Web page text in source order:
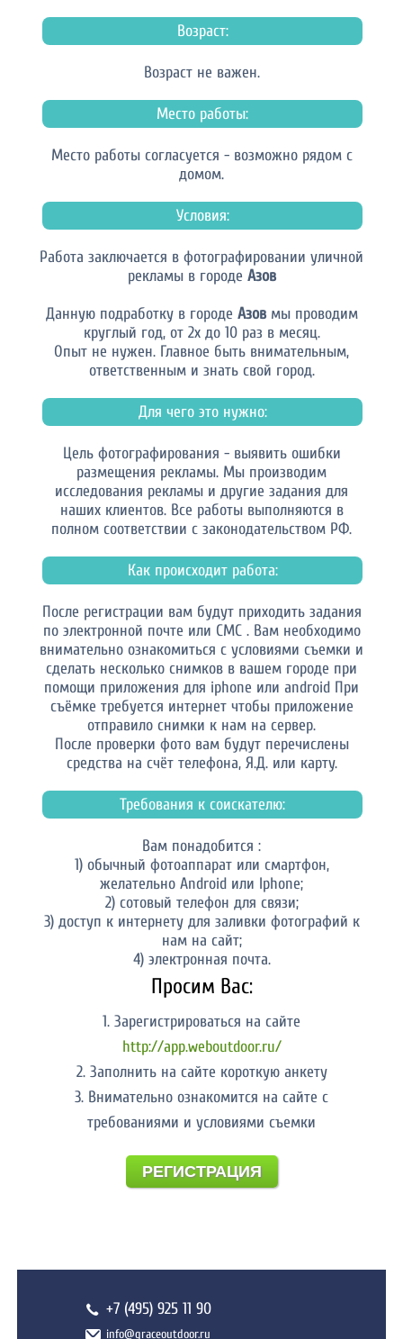
Возраст:
Возраст не важен.
Место работы:
Место работы согласуется - возможно рядом с
домом.
Условия:
Работа заключается в фотографировании уличной
рекламы в городе Азов
Данную подработку в городе Азовмы проводим
круглый год, от 2х до 10 раз в месяц.
Опыт не нужен. Главное быть внимательным,
ответственным и знать свой город.
Для чего это нужно:
Цель фотографирования - выявить ошибки
размещения рекламы. Мы производим
исследования рекламы и другие задания для
наших клиентов. Все работы выполняются в
полном соответствии с законодательством РФ.
Как происходит работа:
После регистрации вам будут приходить задания
по электронной почте или СМС . Вам необходимо
внимательно ознакомиться с условиями съемки и
сделать несколько снимков в вашем городе при
помощи приложения для iphone или android При
съёмке требуется интернет чтобы приложение
отправило снимки к нам на сервер.
После проверки фото вам будут перечислены
средства на счёт телефона, Я.Д. или карту.
Требования к соискателю:
Вам понадобится :
1) обычный фотоаппарат или смартфон,
желательно Android или Iphone;
2) сотовый телефон для связи;
3) доступ к интернету для заливки фотографий к
нам на сайт;
4) электронная почта.
Просим Вас:
1. Зарегистрироваться на сайте
http://app.weboutdoor.ru/
2. Заполнить на сайте короткую анкету
3. Внимательно ознакомится на сайте с
требованиями и условиями съемки
РЕГИСТРАЦИЯ
+7 (495) 925 11 90
info@graceoutdoor.ru